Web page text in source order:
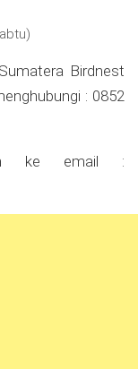
Birdnest
: 0852
ke email :